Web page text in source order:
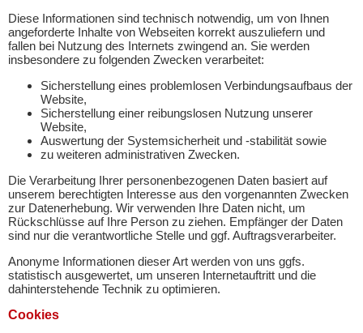
Diese Informationen sind technisch notwendig, um von Ihnen
angeforderte Inhalte von Webseiten korrekt auszuliefern und
fallen bei Nutzung des Internets zwingend an. Sie werden
insbesondere zu folgenden Zwecken verarbeitet:
Sicherstellung eines problemlosen Verbindungsaufbaus der
Website,
Sicherstellung einer reibungslosen Nutzung unserer
Website,
Auswertung der Systemsicherheit und -stabilität sowie
zu weiteren administrativen Zwecken.
Die Verarbeitung Ihrer personenbezogenen Daten basiert auf
unserem berechtigten Interesse aus den vorgenannten Zwecken
zur Datenerhebung. Wir verwenden Ihre Daten nicht, um
Rückschlüsse auf Ihre Person zu ziehen. Empfänger der Daten
sind nur die verantwortliche Stelle und ggf. Auftragsverarbeiter.
Anonyme Informationen dieser Art werden von uns ggfs.
statistisch ausgewertet, um unseren Internetauftritt und die
dahinterstehende Technik zu optimieren.
Cookies